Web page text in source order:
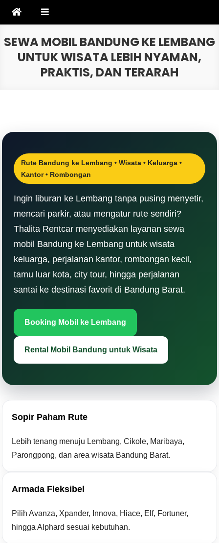
SEWA MOBIL BANDUNG KE LEMBANG
UNTUK WISATA LEBIH NYAMAN,
PRAKTIS, DAN TERARAH
Rute Bandung ke Lembang • Wisata • Keluarga •
Kantor • Rombongan
Ingin liburan ke Lembang tanpa pusing menyetir,
mencari parkir, atau mengatur rute sendiri?
Thalita Rentcar menyediakan layanan sewa
mobil Bandung ke Lembang untuk wisata
keluarga, perjalanan kantor, rombongan kecil,
tamu luar kota, city tour, hingga perjalanan
santai ke destinasi favorit di Bandung Barat.
Booking Mobil ke Lembang
Rental Mobil Bandung untuk Wisata
Sopir Paham Rute
Lebih tenang menuju Lembang, Cikole, Maribaya,
Parongpong, dan area wisata Bandung Barat.
Armada Fleksibel
Pilih Avanza, Xpander, Innova, Hiace, Elf, Fortuner,
hingga Alphard sesuai kebutuhan.